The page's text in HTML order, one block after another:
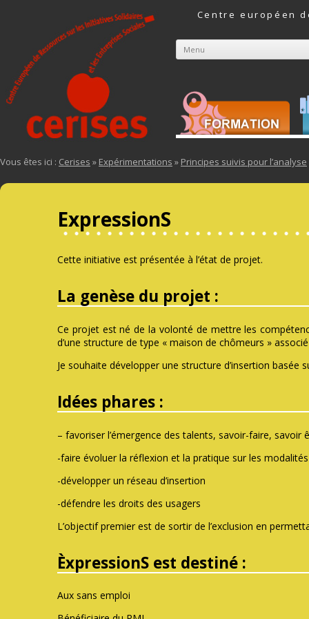
Centre européen
Menu
Aller au contenu
Vous êtes ici : Cerises » Expérimentations » Principes suivis pour l’analyse
ExpressionS
Cette initiative est présentée à l’état de projet.
La genèse du projet :
Ce projet est né de la volonté de mettre les
d’une structure de type « maison de chômeurs »
Je souhaite développer une structure d’insertion basée
Idées phares :
– favoriser l’émergence des talents, savoir-faire, savoir
-faire évoluer la réflexion et la pratique sur les
-développer un réseau d’insertion
-défendre les droits des usagers
L’objectif premier est de sortir de l’exclusion en
ÈxpressionS est destiné :
Aux sans emploi